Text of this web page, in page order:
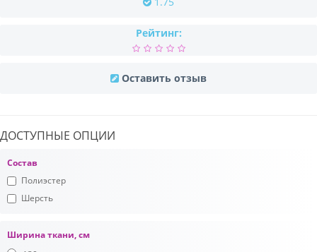
Рейтинг:
Оставить отзыв
ДОСТУПНЫЕ ОПЦИИ
Состав
Полиэстер
Шерсть
Ширина ткани, см